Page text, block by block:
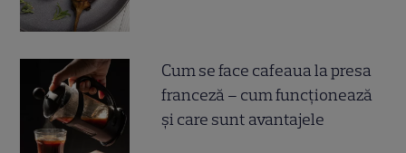
Cum se face cafeaua la presa
franceză – cum funcționează
și care sunt avantajele